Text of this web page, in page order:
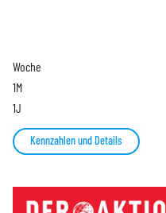
Woche
1M
1J
Kennzahlen und Details